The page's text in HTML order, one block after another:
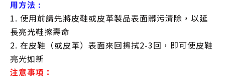
用方法 :
1. 使用前請先將皮鞋或皮革製品表面髒污清除，以延
長亮光鞋擦壽命
2. 在皮鞋（或皮革）表面來回擦拭2-3回，即可使皮鞋
亮光如新
注意事項：